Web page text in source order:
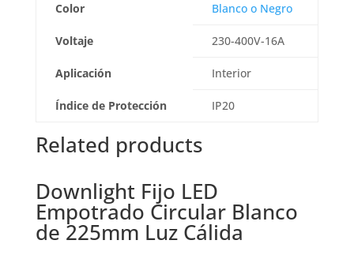
Color Blanco o Negro
Voltaje 230-400V-16A
Aplicación Interior
Índice de Protección IP20
Related products
Downlight Fijo LED
Empotrado Circular Blanco
de 225mm Luz Cálida